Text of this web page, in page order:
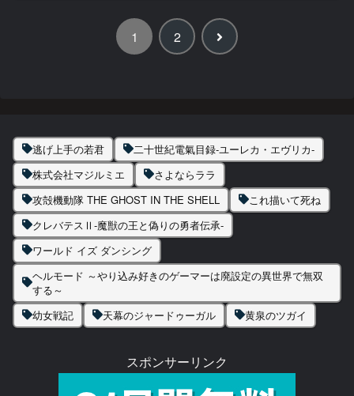
1 2
次
逃げ上手の若君
二十世紀電氣目録-ユーレカ・エヴリカ-
株式会社マジルミエ
さよならララ
攻殻機動隊 THE GHOST IN THE SHELL
これ描いて死ね
クレバテスⅡ-魔獣の王と偽りの勇者伝承-
ワールド イズ ダンシング
ヘルモード ～やり込み好きのゲーマーは廃設定の異世界で無双
する～
幼女戦記
天幕のジャードゥーガル 黄泉のツガイ
スポンサーリンク